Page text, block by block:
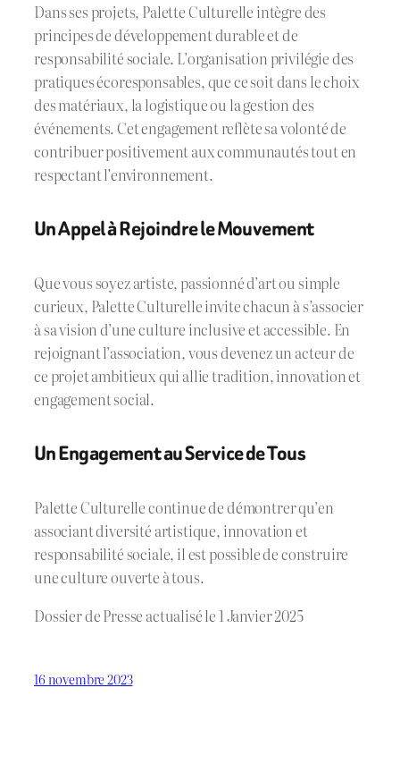
Dans ses projets, Palette Culturelle intègre des
principes de développement durable et de
responsabilité sociale. L’organisation privilégie des
pratiques écoresponsables, que ce soit dans le choix
des matériaux, la logistique ou la gestion des
événements. Cet engagement reflète sa volonté de
contribuer positivement aux communautés tout en
respectant l’environnement.
Un Appel à Rejoindre le Mouvement
Que vous soyez artiste, passionné d’art ou simple
curieux, Palette Culturelle invite chacun à s’associer
à sa vision d’une culture inclusive et accessible. En
rejoignant l’association, vous devenez un acteur de
ce projet ambitieux qui allie tradition, innovation et
engagement social.
Un Engagement au Service de Tous
Palette Culturelle continue de démontrer qu’en
associant diversité artistique, innovation et
responsabilité sociale, il est possible de construire
une culture ouverte à tous.
Dossier de Presse actualisé le 1 Janvier 2025
16 novembre 2023